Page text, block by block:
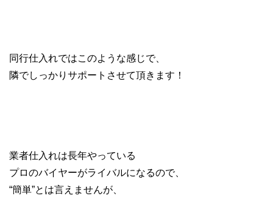
同行仕入れではこのような感じで、
隣でしっかりサポートさせて頂きます！
業者仕入れは長年やっている
プロのバイヤーがライバルになるので、
“簡単”とは言えませんが、